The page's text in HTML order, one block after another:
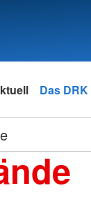
Das DRK